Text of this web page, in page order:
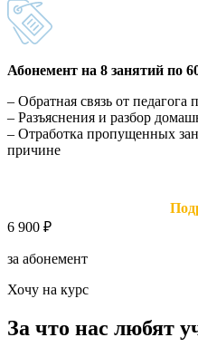
Абонемент на 8 занятий по
– Обратная связь от педагога
– Разъяснения и разбор
– Отработка пропущенных
причине
6 900 ₽
за абонемент
Хочу на курс
За что нас любят